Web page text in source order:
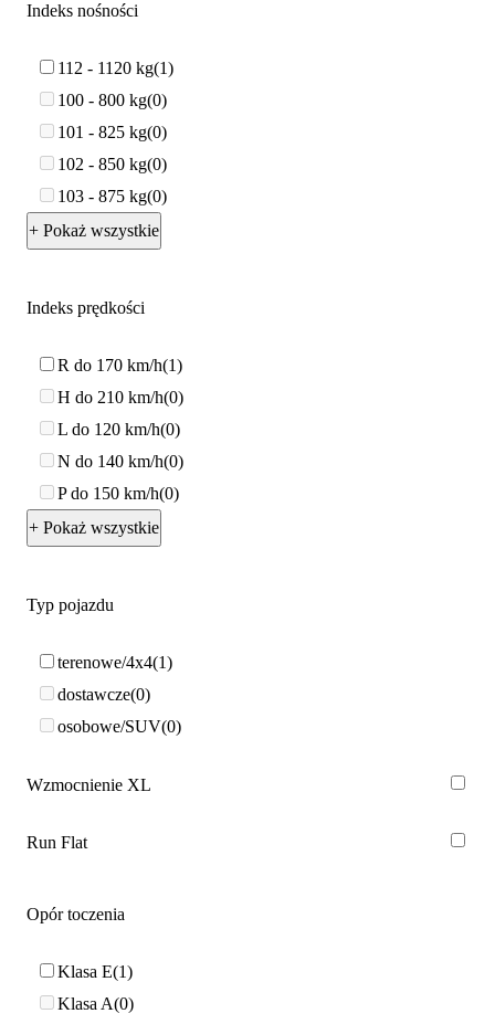
Indeks nośności
112 - 1120 kg 1
100 - 800 kg 0
101 - 825 kg 0
102 - 850 kg 0
103 - 875 kg 0
+ Pokaż wszystkie
Indeks prędkości
R do 170 km/h 1
H do 210 km/h 0
L do 120 km/h 0
N do 140 km/h 0
P do 150 km/h 0
+ Pokaż wszystkie
Typ pojazdu
terenowe/4x4 1
dostawcze 0
osobowe/SUV 0
Wzmocnienie XL
Run Flat
Opór toczenia
Klasa E 1
Klasa A 0